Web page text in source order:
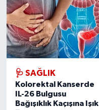
🩺 SAĞLIK
Kolorektal Kanserde
IL-26 Bulgusu
Bağışıklık Kaçışına Işık